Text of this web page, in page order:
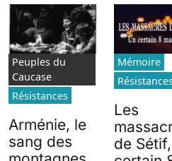
Peuples du
Caucase
Résistances
Arménie, le
sang des
Mémoire
Les
de